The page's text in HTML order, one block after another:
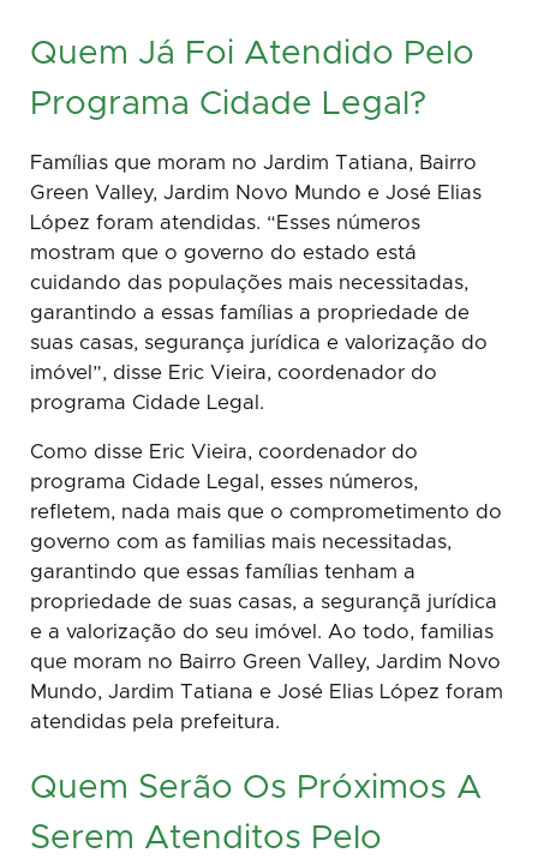
Quem Já Foi Atendido Pelo
Programa Cidade Legal?
Famílias que moram no Jardim Tatiana, Bairro
Green Valley, Jardim Novo Mundo e José Elias
López foram atendidas. “Esses números
mostram que o governo do estado está
cuidando das populações mais necessitadas,
garantindo a essas famílias a propriedade de
suas casas, segurança jurídica e valorização do
imóvel”, disse Eric Vieira, coordenador do
programa Cidade Legal.
Como disse Eric Vieira, coordenador do
programa Cidade Legal, esses números,
refletem, nada mais que o comprometimento do
governo com as familias mais necessitadas,
garantindo que essas famílias tenham a
propriedade de suas casas, a segurançã jurídica
e a valorização do seu imóvel. Ao todo, familias
que moram no Bairro Green Valley, Jardim Novo
Mundo, Jardim Tatiana e José Elias López foram
atendidas pela prefeitura.
Quem Serão Os Próximos A
Serem Atenditos Pelo